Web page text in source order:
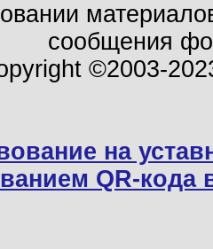
сообщения
©2003-
на
QR-